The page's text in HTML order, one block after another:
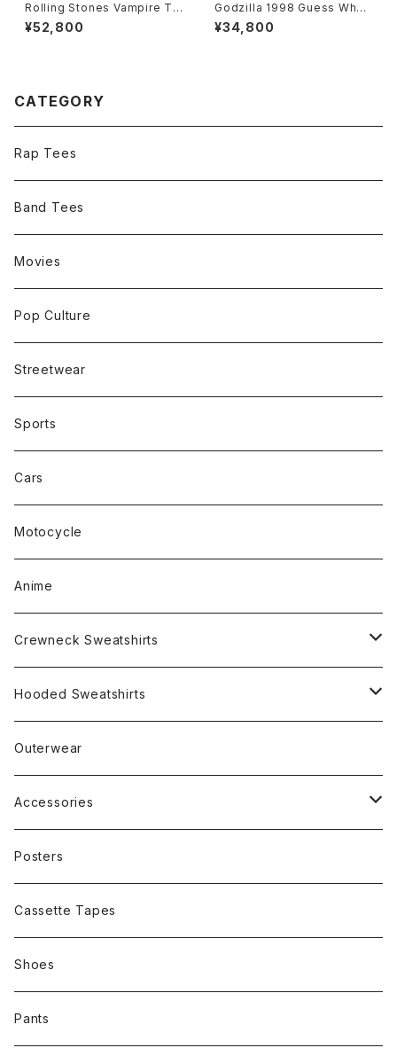
Rolling Stones Vampire To
ngue 1994 Voodoo Loung
e Tour Halloween Band Te
¥52,800
Godzilla 1998 Guess Wh
o's Coming To Town Movi
e Promo Tee
¥34,800
CATEGORY
Rap Tees
Band Tees
Movies
Pop Culture
Streetwear
Sports
Cars
Motocycle
Anime
Crewneck Sweatshirts
Rap
Band
Other
Hooded Sweatshirts
Rap
Band
Other
Outerwear
Accessories
Cap
Posters
Cassette Tapes
Shoes
Pants